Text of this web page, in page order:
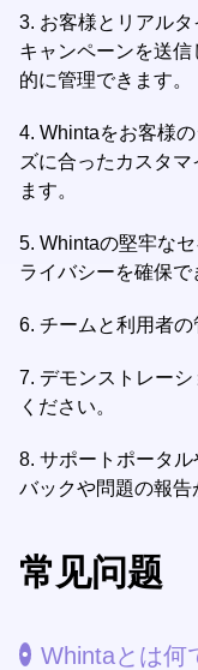
3. お客様とリアル
キャンペーンを送
的に管理できます。
4. Whintaをお客様
ズに合ったカスタ
ます。
5. Whintaの堅牢な
ライバシーを確保で
6. チームと利用者の
7. デモンストレー
ください。
8. サポートポータ
バックや問題の報告
常见问题
Whintaとは何